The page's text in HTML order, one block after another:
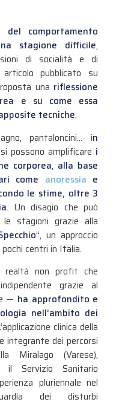
del comportamento
stagione difficile,
di socialità e di
pubblicato su
una riflessione
e su come essa
tecniche.
pantaloncini… in
possono amplificare i
corporea, alla base
come anoressia e
le stime, oltre 3
. Un disagio che può
stagioni grazie alla
”, un approccio
centri in Italia.
non profit che
indipendente grazie al
— ha approfondito e
nell’ambito dei
clinica della
integrante dei percorsi
Miralago (Varese),
Servizio Sanitario
pluriennale nel
dei disturbi